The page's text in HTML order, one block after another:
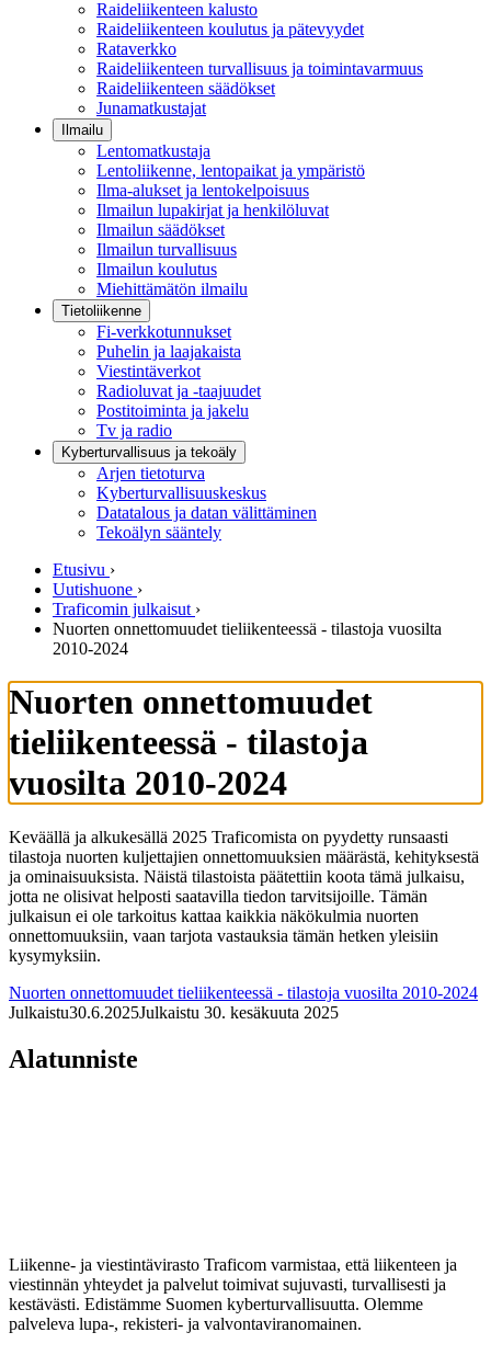
Raideliikenteen kalusto
Raideliikenteen koulutus ja pätevyydet
Rataverkko
Raideliikenteen turvallisuus ja toimintavarmuus
Raideliikenteen säädökset
Junamatkustajat
Ilmailu
Lentomatkustaja
Lentoliikenne, lentopaikat ja ympäristö
Ilma-alukset ja lentokelpoisuus
Ilmailun lupakirjat ja henkilöluvat
Ilmailun säädökset
Ilmailun turvallisuus
Ilmailun koulutus
Miehittämätön ilmailu
Tietoliikenne
Fi-verkkotunnukset
Puhelin ja laajakaista
Viestintäverkot
Radioluvat ja -taajuudet
Postitoiminta ja jakelu
Tv ja radio
Kyberturvallisuus ja tekoäly
Arjen tietoturva
Kyberturvallisuuskeskus
Datatalous ja datan välittäminen
Tekoälyn sääntely
Etusivu ›
Uutishuone ›
Traficomin julkaisut ›
Nuorten onnettomuudet tieliikenteessä - tilastoja vuosilta
2010-2024
Nuorten onnettomuudet
tieliikenteessä - tilastoja
vuosilta 2010-2024
Keväällä ja alkukesällä 2025 Traficomista on pyydetty runsaasti
tilastoja nuorten kuljettajien onnettomuuksien määrästä, kehityksestä
ja ominaisuuksista. Näistä tilastoista päätettiin koota tämä julkaisu,
jotta ne olisivat helposti saatavilla tiedon tarvitsijoille. Tämän
julkaisun ei ole tarkoitus kattaa kaikkia näkökulmia nuorten
onnettomuuksiin, vaan tarjota vastauksia tämän hetken yleisiin
kysymyksiin.
Nuorten onnettomuudet tieliikenteessä - tilastoja vuosilta 2010-2024
Julkaistu30.6.2025Julkaistu 30. kesäkuuta 2025
Alatunniste
Liikenne- ja viestintävirasto Traficom varmistaa, että liikenteen ja
viestinnän yhteydet ja palvelut toimivat sujuvasti, turvallisesti ja
kestävästi. Edistämme Suomen kyberturvallisuutta. Olemme
palveleva lupa-, rekisteri- ja valvontaviranomainen.